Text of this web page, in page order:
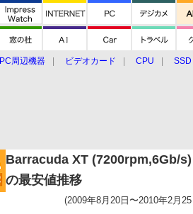
PC周辺機器 ビデオカード CPU SSD
Barracuda XT (7200rpm,6Gb/s)
の最安値推移
(2009年8月20日〜2010年2月